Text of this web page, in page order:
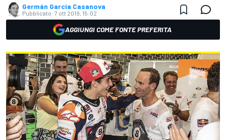
Germán Garcia Casanova
Pubblicato: 7 ott 2019, 15:02
AGGIUNGI COME FONTE PREFERITA